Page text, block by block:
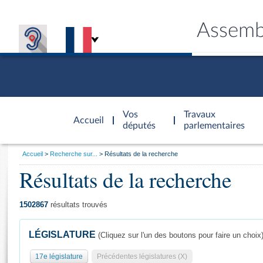
Accueil
d'accueil
Vos
députés
Travaux
parlementaires
Général
Vous
Accueil Recherche sur... Résultats de la recherche
Résultats de la recherche
1502867 résultats trouvés
LÉGISLATURE (Cliquez sur l'un des boutons pour faire un choix)
17e législature Précédentes législatures (X)